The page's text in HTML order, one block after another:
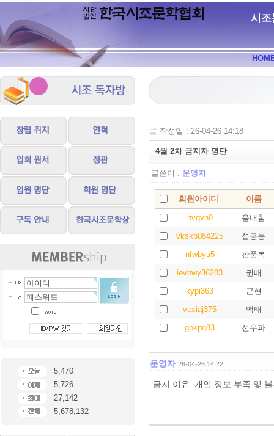
시조
5,470
5,726
27,142
5,678,132
작성일 : 26-04-26 14:18
4월 2차 금지자 명단
글쓴이 : 운영자
회원아이디 이름
hvqvn0
음내힘
vkskb084225
섭공능
nfwbyu5
판품복
ievbwy36283
권배
kypi363
군현
vcxiaj375
백태
gpkpq83
선우파
운영자 26-04-26 14:22
금지 이유 :개인 정보 부족 및